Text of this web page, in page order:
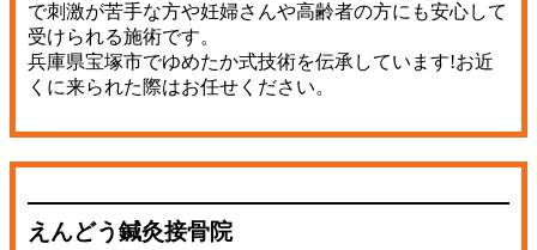
で刺激が苦手な方や妊婦さんや高齢者の方にも安心して
受けられる施術です。
兵庫県宝塚市でゆめたか式技術を伝承しています!お近
くに来られた際はお任せください。
えんどう鍼灸接骨院